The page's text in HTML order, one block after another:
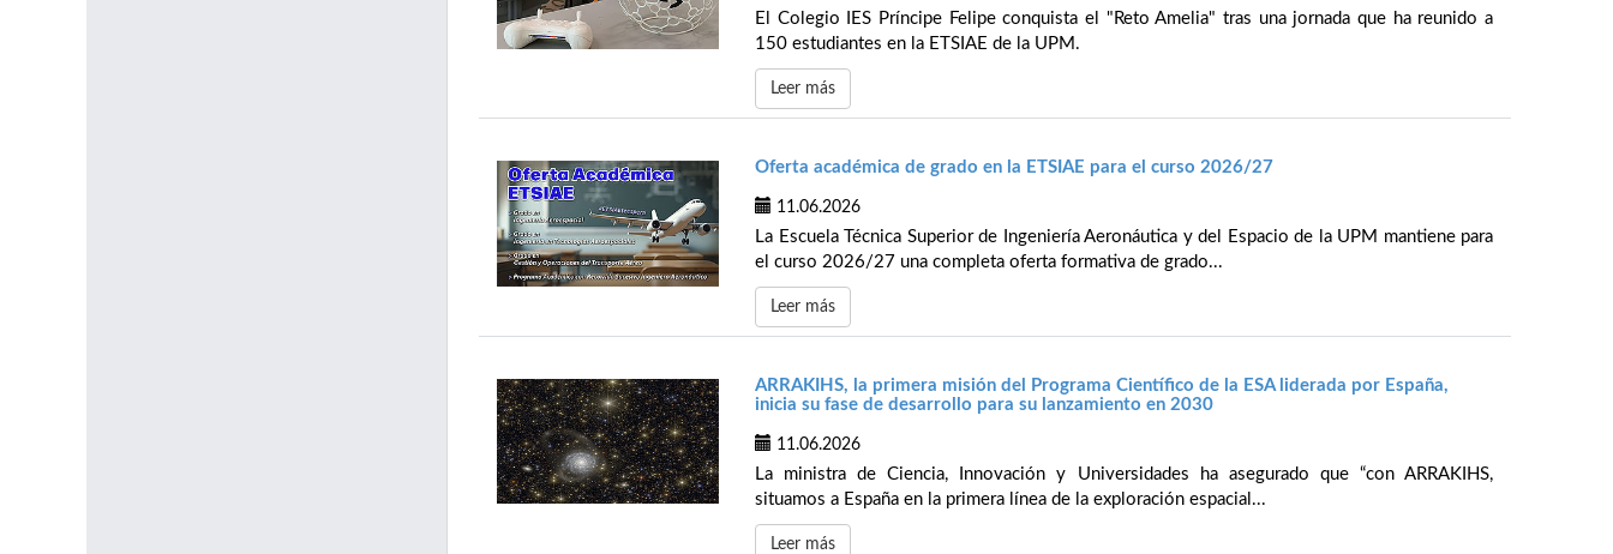
El Colegio IES Príncipe Felipe conquista el "Reto Amelia" tras una jornada que ha reunido a
150 estudiantes en la ETSIAE de la UPM.
Leer más
Oferta académica de grado en la ETSIAE para el curso 2026/27
11.06.2026
La Escuela Técnica Superior de Ingeniería Aeronáutica y del Espacio de la UPM mantiene para
el curso 2026/27 una completa oferta formativa de grado...
Leer más
ARRAKIHS, la primera misión del Programa Científico de la ESA liderada por España,
inicia su fase de desarrollo para su lanzamiento en 2030
11.06.2026
La ministra de Ciencia, Innovación y Universidades ha asegurado que “con ARRAKIHS,
situamos a España en la primera línea de la exploración espacial...
Leer más